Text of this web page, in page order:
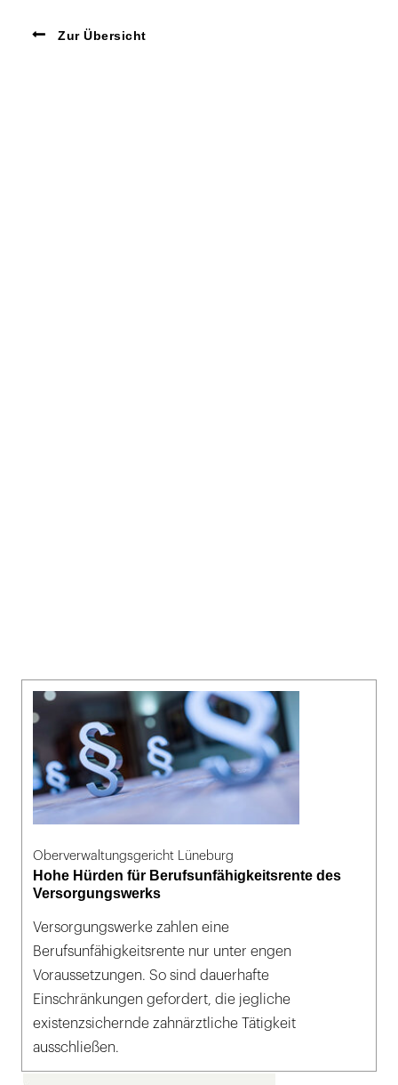
Zur Übersicht
Oberverwaltungsgericht Lüneburg
Hohe Hürden für Berufsunfähigkeitsrente des
Versorgungswerks
Versorgungswerke zahlen eine
Berufsunfähigkeitsrente nur unter engen
Voraussetzungen. So sind dauerhafte
Einschränkungen gefordert, die jegliche
existenzsichernde zahnärztliche Tätigkeit
ausschließen.